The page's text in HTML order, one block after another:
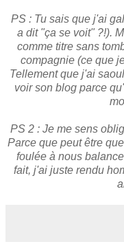
PS : Tu sais que j'ai
a dit "ça se voit" ?!).
comme titre sans
compagnie (ce que
Tellement que j'ai
voirson blogparce
PS 2 : Je me sens
Parce que peut être
foulée à nous
fait, j'ai juste rendu